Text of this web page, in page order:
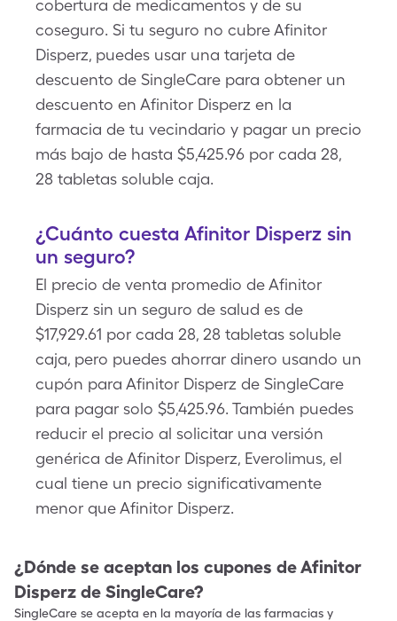
cobertura de medicamentos y de su
coseguro. Si tu seguro no cubre Afinitor
Disperz, puedes usar una tarjeta de
descuento de SingleCare para obtener un
descuento en Afinitor Disperz en la
farmacia de tu vecindario y pagar un precio
más bajo de hasta $5,425.96 por cada 28,
28 tabletas soluble caja.
¿Cuánto cuesta Afinitor Disperz sin
un seguro?
El precio de venta promedio de Afinitor
Disperz sin un seguro de salud es de
$17,929.61 por cada 28, 28 tabletas soluble
caja, pero puedes ahorrar dinero usando un
cupón para Afinitor Disperz de SingleCare
para pagar solo $5,425.96. También puedes
reducir el precio al solicitar una versión
genérica de Afinitor Disperz, Everolimus, el
cual tiene un precio significativamente
menor que Afinitor Disperz.
¿Dónde se aceptan los cupones deAfinitor
Disperz de SingleCare?
SingleCare se acepta en la mayoría de las farmacias y